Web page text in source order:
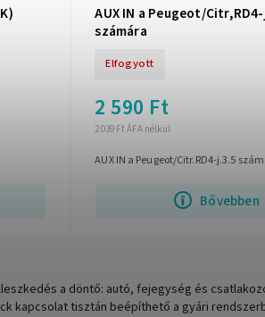
AUX IN a Peugeot/
számára
Elfogyott
2 039 Ft ÁFA nélkül
2 590 Ft
Bővebben
AUX IN a Peugeot/Citr.RD4-j.3.5
a döntő: autó, fejegység és
kapcsolat tisztán beépíthető a gyári